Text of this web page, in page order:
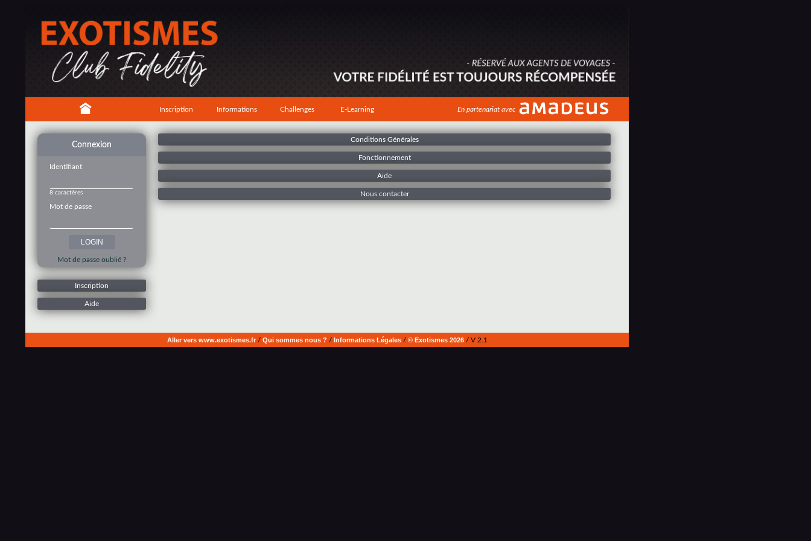
Inscription Informations Challenges E-Learning En partenariat avec
Connexion
Identifiant
8 caractères
Mot de passe
Mot de passe oublié ?
Inscription
Aide
Conditions Générales
Fonctionnement
Aide
Nous contacter
Aller vers www.exotismes.fr/ Qui sommes nous ? / Informations Légales/ © Exotismes 2026/ V 2.1